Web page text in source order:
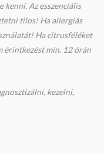
Az esszenciális
tilos! Ha allergiás
Ha citrusféléket
érintkezést min. 12 órán
kezelni,